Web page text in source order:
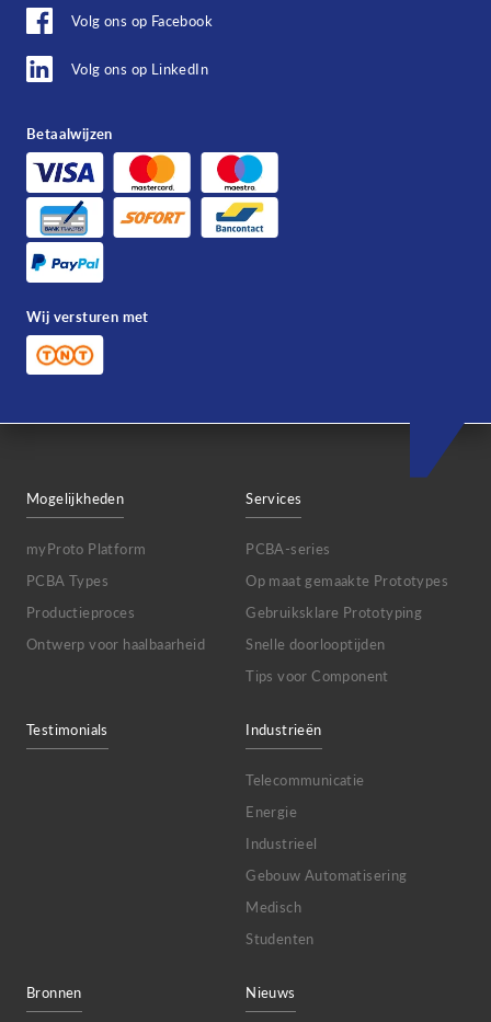
Volg ons op Facebook
Volg ons op LinkedIn
Betaalwijzen
Wij versturen met
Mogelijkheden
myProto Platform
PCBA Types
Productieproces
Ontwerp voor haalbaarheid
Services
PCBA-series
Op maat gemaakte Prototypes
Gebruiksklare Prototyping
Snelle doorlooptijden
Tips voor Component
Testimonials Industrieën
Telecommunicatie
Energie
Industrieel
Gebouw Automatisering
Medisch
Studenten
Bronnen Nieuws